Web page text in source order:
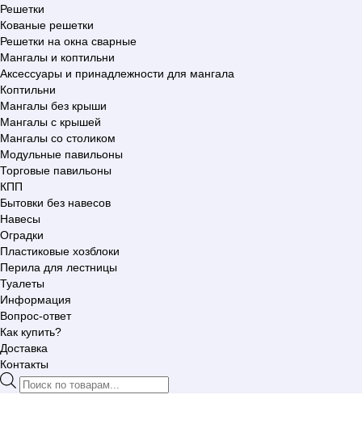
Решетки
Кованые решетки
Решетки на окна сварные
Мангалы и коптильни
Аксессуары и принадлежности для мангала
Коптильни
Мангалы без крыши
Мангалы с крышей
Мангалы со столиком
Модульные павильоны
Торговые павильоны
КПП
Бытовки без навесов
Навесы
Оградки
Пластиковые хозблоки
Перила для лестницы
Туалеты
Информация
Вопрос-ответ
Как купить?
Доставка
Контакты
Поиск
товаров